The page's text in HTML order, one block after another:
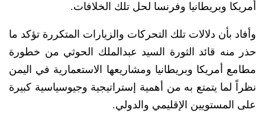
أمريكا وبريطانيا وفرنسا لحل تلك الخلافات.
وأفاد بأن دلالات تلك التحركات والزيارات المتكررة تؤكد ما
حذر منه قائد الثورة السيد عبدالملك الحوثي من خطورة
مطامع أمريكا وبريطانيا ومشاريعها الاستعمارية في اليمن
نظراً لما يتمتع به من أهمية إستراتيجية وجيوسياسية كبيرة
على المستويين الإقليمي والدولي.